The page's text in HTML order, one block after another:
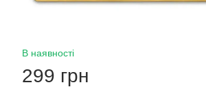
В наявності
299 грн